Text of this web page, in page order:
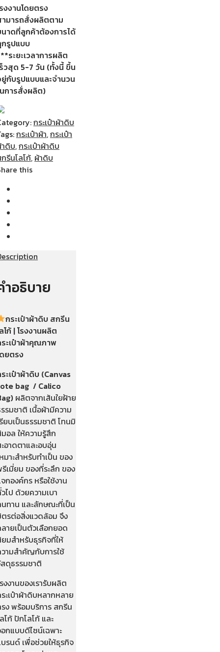
งงานโดยตรง
มารถสั่งผลิตตาม
าดที่ลูกค้าต้องการได้
รูปแบบ
ระยะเวลาการผลิต
วสุด 5-7 วัน (ทั้งนี้ ขึ้น
กับรูปแบบและจำนวน
การสั่งผลิต)
กระเป๋าผ้าดิบ
กระเป๋าผ้า,กระเป๋า
ดิบ,กระเป๋าผ้าดิบ
รีนโลโก้, ผ้าดิบ
this
ำอธิบาย
กระเป๋าผ้าดิบ สกรีน
โก้ | โรงงานผลิต
ะเป๋าผ้าคุณภาพ
ยตรง
ะเป๋าผ้าดิบ (Canvas
bag / Calico
ผลิตจากเส้นใยฝ้าย
รมชาติ เนื้อผ้ามีความ
ยบเป็นธรรมชาติ โทนมิ
อล ให้ความรู้สึก
อาดตาและอบอุ่น
มาะสำหรับทำเป็น ของ
เมี่ยม ของที่ระลึก ของ
กองค์กร หรือใช้งาน
ไป ด้วยความเบา
ทาน และลักษณะที่เป็น
รต่อสิ่งแวดล้อม จึง
ายเป็นตัวเลือกยอด
มสำหรับธุรกิจที่ให้
ามสำคัญกับการใช้
ดุธรรมชาติ
งงานของเรารับผลิต
ะเป๋าผ้าดิบหลากหลาย
ง พร้อมบริการ สกรีน
โก้ ปักโลโก้ และ
กแบบดีไซน์เฉพาะ
รนด์ เพื่อช่วยให้ธุรกิจ